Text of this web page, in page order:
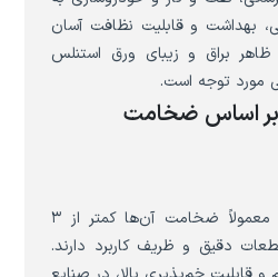
بهداشت و قابلیت نظافت آسان
براق و زیبای ورق استنلس
مورد توجه است.
بر اساس ضخامت
ورق‌های نازک صنعتی که معمولاً ضخامت آن‌ها کمتر از ۳
دقیق و ظریف کاربرد دارند.